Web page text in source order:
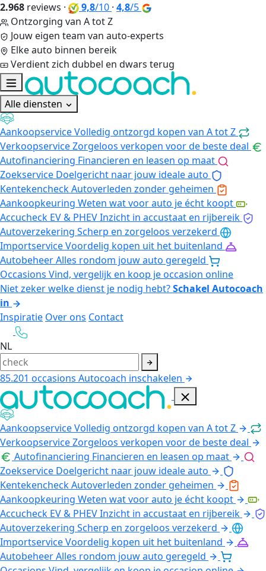
2.968 reviews · 9,8/10 · 4,8/5
Ontzorging van A tot Z
Jouw eigen team van auto-experts
Elke auto binnen bereik
Verdient zich dubbel en dwars terug
Alle diensten
AankoopserviceVolledig ontzorgd kopen van A tot Z
VerkoopserviceZorgeloos verkopen voor de beste deal
Autofinanciering Financieren en leasen op maat
Zoekservice Doelgericht naar jouw ideale auto
KentekencheckAutoverleden zonder geheimen
Aankoopkeuring Weten wat voor auto je écht koopt
Accucheck EV & PHEVInzicht in accustaat en rijbereik
Autoverzekering Scherp en zorgeloos verzekerd
ImportserviceVoordelig kopen uit het buitenland
AutobeheerAlles rondom jouw auto geregeld
Occasions Vind, vergelijk en koop je occasion online
Niet zeker welke dienst je nodig hebt?Schakel Autocoach
in
Inspiratie Over ons Contact
NL
85.201 occasions Autocoach inschakelen
AankoopserviceVolledig ontzorgd kopen van A tot Z
VerkoopserviceZorgeloos verkopen voor de beste deal
Autofinanciering Financieren en leasen op maat
Zoekservice Doelgericht naar jouw ideale auto
KentekencheckAutoverleden zonder geheimen
Aankoopkeuring Weten wat voor auto je écht koopt
Accucheck EV & PHEVInzicht in accustaat en rijbereik
Autoverzekering Scherp en zorgeloos verzekerd
ImportserviceVoordelig kopen uit het buitenland
AutobeheerAlles rondom jouw auto geregeld